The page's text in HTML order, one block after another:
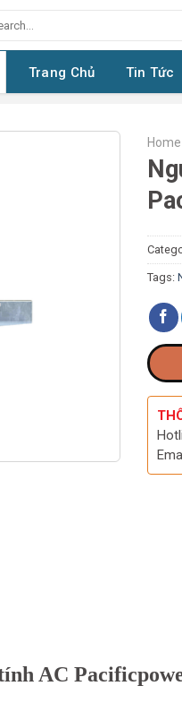
Trang Chủ Tin Tức
Home
Tags:
AC